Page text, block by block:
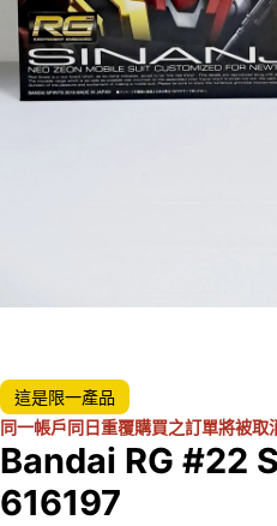
這是限一產品
同一帳戶同日重覆購買之訂單將被取
Bandai RG #22
616197